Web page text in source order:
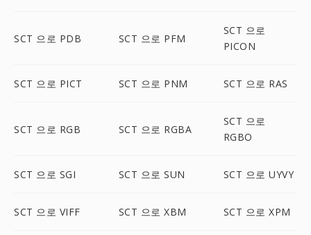
SCT 으로 PDB SCT 으로 PFM
SCT 으로
PICON
SCT 으로 PICT SCT 으로 PNM SCT 으로 RAS
SCT 으로 RGB SCT 으로 RGBA
SCT 으로
RGBO
SCT 으로 SGI SCT 으로 SUN SCT 으로 UYVY
SCT 으로 VIFF SCT 으로 XBM SCT 으로 XPM